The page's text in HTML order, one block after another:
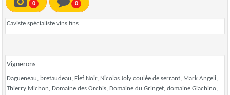
0 0
Caviste spécialiste vins fins
Vignerons
Dagueneau, bretaudeau, Fief Noir, Nicolas Joly coulée de serrant, Mark Angeli,
Thierry Michon, Domaine des Orchis, Domaine du Gringet, domaine Giachino,